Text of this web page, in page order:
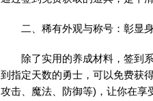
二、稀有外观与称号：彰显
除了实用的养成材料，签到系
到指定天数的勇士，可以免费获
攻击、魔法、防御等)，让你在享